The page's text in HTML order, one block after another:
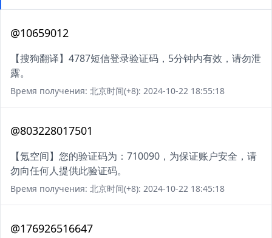
@10659012
【搜狗翻译】4787短信登录验证码，5分钟内有效，请勿泄
露。
Время получения: 北京时间(+8): 2024-10-22 18:55:18
@803228017501
【氪空间】您的验证码为：710090，为保证账户安全，请
勿向任何人提供此验证码。
Время получения: 北京时间(+8): 2024-10-22 18:45:18
@176926516647